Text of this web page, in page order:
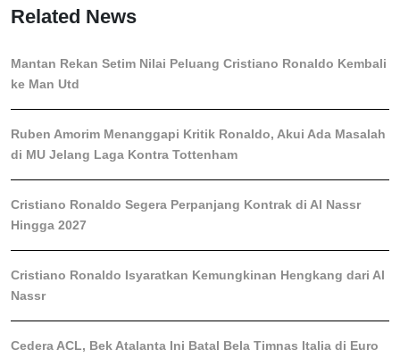
Related News
Mantan Rekan Setim Nilai Peluang Cristiano Ronaldo Kembali
ke Man Utd
Ruben Amorim Menanggapi Kritik Ronaldo, Akui Ada Masalah
di MU Jelang Laga Kontra Tottenham
Cristiano Ronaldo Segera Perpanjang Kontrak di Al Nassr
Hingga 2027
Cristiano Ronaldo Isyaratkan Kemungkinan Hengkang dari Al
Nassr
Cedera ACL, Bek Atalanta Ini Batal Bela Timnas Italia di Euro